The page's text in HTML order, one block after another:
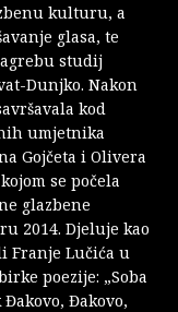
kulturu, a
glasa, te
studij
Dunjko. Nakon
kod
umjetnika
Gojčeta i Olivera
se počela
glazbene
2014. Djeluje kao
Franje Lučića u
poezije: „Soba
Đakovo,